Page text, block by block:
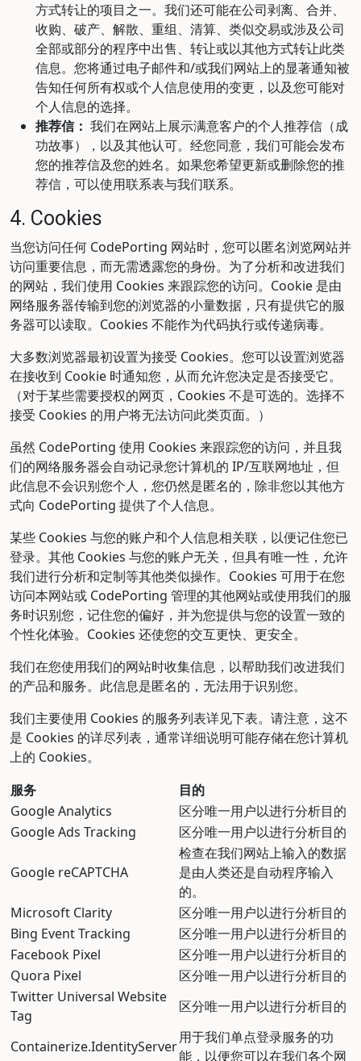
方式转让的项目之一。我们还可能在公司剥离、合并、
收购、破产、解散、重组、清算、类似交易或涉及公司
全部或部分的程序中出售、转让或以其他方式转让此类
信息。您将通过电子邮件和/或我们网站上的显著通知被
告知任何所有权或个人信息使用的变更，以及您可能对
个人信息的选择。
推荐信： 我们在网站上展示满意客户的个人推荐信（成
功故事），以及其他认可。经您同意，我们可能会发布
您的推荐信及您的姓名。如果您希望更新或删除您的推
荐信，可以使用联系表与我们联系。
4. Cookies
当您访问任何 CodePorting 网站时，您可以匿名浏览网站并
访问重要信息，而无需透露您的身份。为了分析和改进我们
的网站，我们使用 Cookies 来跟踪您的访问。Cookie 是由
网络服务器传输到您的浏览器的小量数据，只有提供它的服
务器可以读取。Cookies 不能作为代码执行或传递病毒。
大多数浏览器最初设置为接受 Cookies。您可以设置浏览器
在接收到 Cookie 时通知您，从而允许您决定是否接受它。
（对于某些需要授权的网页，Cookies 不是可选的。选择不
接受 Cookies 的用户将无法访问此类页面。）
虽然 CodePorting 使用 Cookies 来跟踪您的访问，并且我
们的网络服务器会自动记录您计算机的 IP/互联网地址，但
此信息不会识别您个人，您仍然是匿名的，除非您以其他方
式向 CodePorting 提供了个人信息。
某些 Cookies 与您的账户和个人信息相关联，以便记住您已
登录。其他 Cookies 与您的账户无关，但具有唯一性，允许
我们进行分析和定制等其他类似操作。Cookies 可用于在您
访问本网站或 CodePorting 管理的其他网站或使用我们的服
务时识别您，记住您的偏好，并为您提供与您的设置一致的
个性化体验。Cookies 还使您的交互更快、更安全。
我们在您使用我们的网站时收集信息，以帮助我们改进我们
的产品和服务。此信息是匿名的，无法用于识别您。
我们主要使用 Cookies 的服务列表详见下表。请注意，这不
是 Cookies 的详尽列表，通常详细说明可能存储在您计算机
上的 Cookies。
服务
目的
Google Analytics
区分唯一用户以进行分析目的
Google Ads Tracking
区分唯一用户以进行分析目的
Google reCAPTCHA
检查在我们网站上输入的数据
是由人类还是自动程序输入
的。
Microsoft Clarity
区分唯一用户以进行分析目的
Bing Event Tracking
区分唯一用户以进行分析目的
Facebook Pixel
区分唯一用户以进行分析目的
Quora Pixel
区分唯一用户以进行分析目的
Twitter Universal Website
Tag
区分唯一用户以进行分析目的
Containerize.IdentityServer
用于我们单点登录服务的功
能，以便您可以在我们各个网